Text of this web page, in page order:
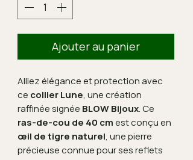
Ajouter au panier
Alliez élégance et protection avec
ce collier Lune, une création
raffinée signée BLOW Bijoux. Ce
ras-de-cou de 40 cmest conçu en
œil de tigre naturel, une pierre
précieuse connue pour ses reflets